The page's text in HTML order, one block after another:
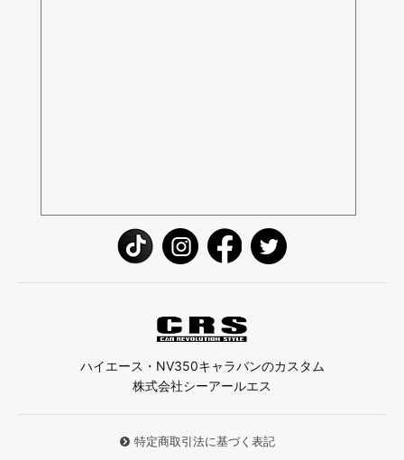
ハイエース・NV350キャラバンのカスタム
株式会社シーアールエス
特定商取引法に基づく表記